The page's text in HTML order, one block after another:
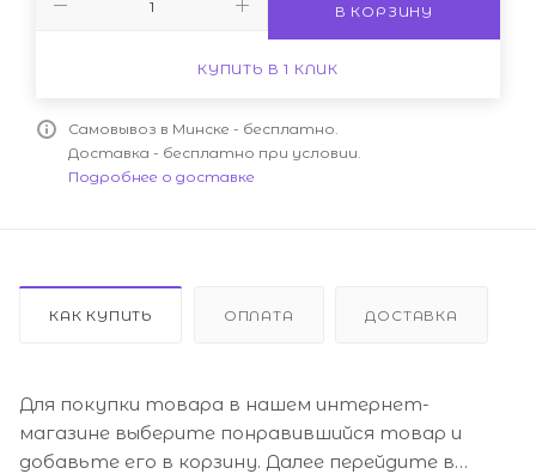
В КОРЗИНУ
КУПИТЬ В 1 КЛИК
Самовывоз в Минске - бесплатно.
Доставка - бесплатно при условии.
Подробнее о доставке
КАК КУПИТЬ ОПЛАТА ДОСТАВКА
Для покупки товара в нашем интернет-
магазине выберите понравившийся товар и
добавьте его в корзину. Далее перейдите в